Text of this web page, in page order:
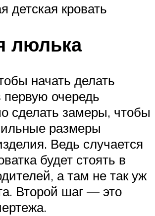
детская кровать
люлька
начать делать
первую очередь
сделать замеры, чтобы
размеры
Ведь случается
будет стоять в
а там не так уж
Второй шаг — это